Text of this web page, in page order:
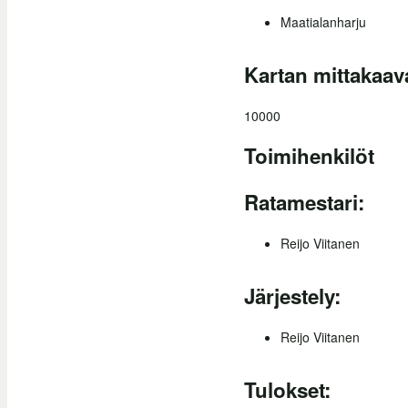
Maatialanharju
Kartan
10000
Toimihenkilöt
Ratamestari:
Reijo Viitanen
Järjestely:
Reijo Viitanen
Tulokset: